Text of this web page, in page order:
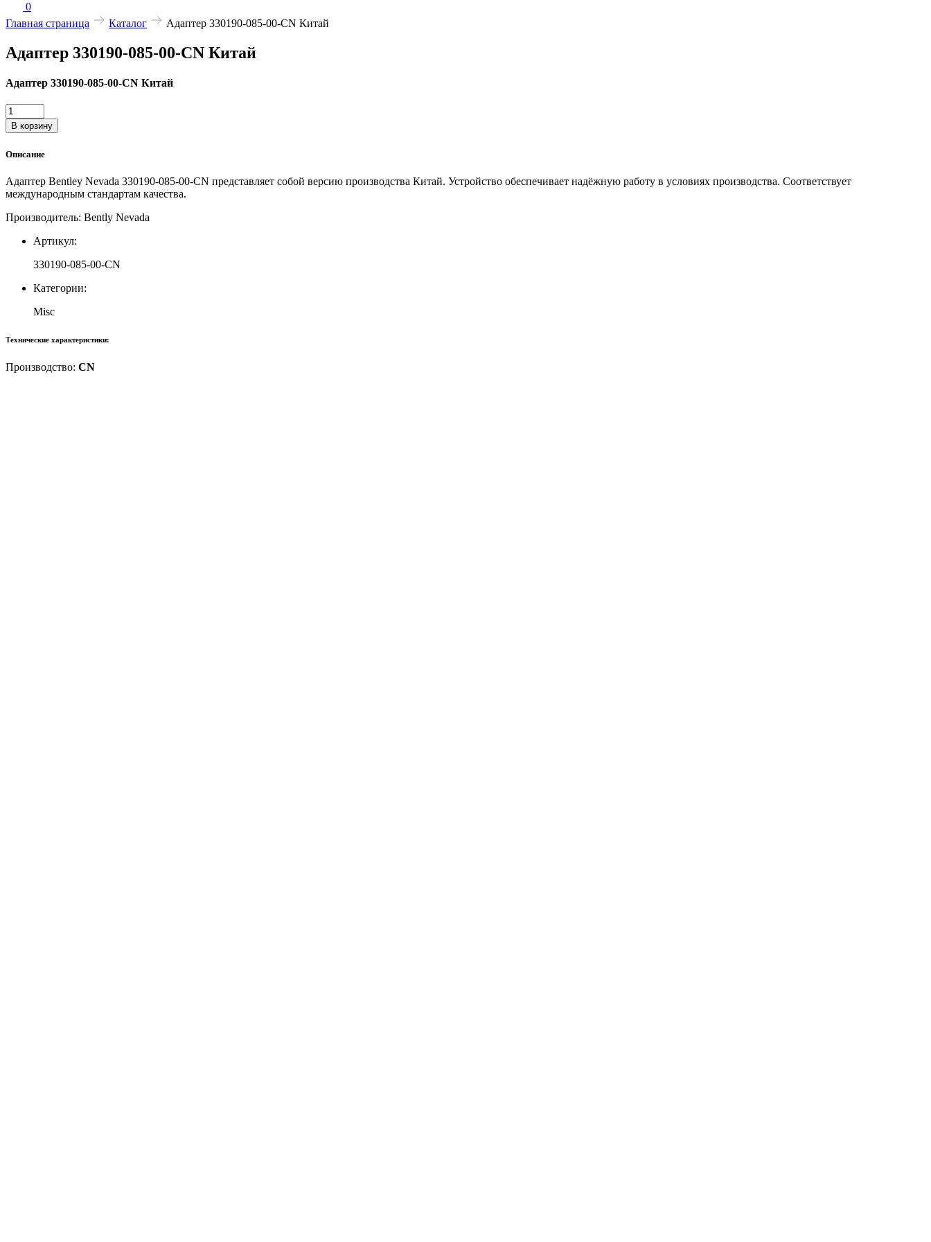
0
Главная страница
Каталог Адаптер 330190-085-00-CN Китай
Адаптер 330190-085-00-CN Китай
Адаптер 330190-085-00-CN Китай
Количество
товара
Адаптер
085-
CN
Китай
В корзину
Описание
Адаптер Bentley Nevada 330190-085-00-CN представляет собой версию производства Китай. Устройство обеспечивает надёжную работу в условиях производства. Соответствует
международным стандартам качества.
Производитель: Bently Nevada
Артикул:
330190-085-00-CN
Категории:
Misc
Технические характеристики:
Производство: CN